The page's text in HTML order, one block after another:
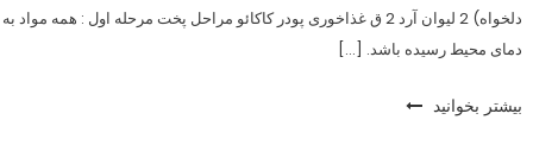
دلخواه) 2 لیوان آرد 2 ق غذاخوری پودر کاکائو مراحل پخت مرحله اول : همه مواد به
دمای محیط رسیده باشد. […]
بیشتر بخوانید